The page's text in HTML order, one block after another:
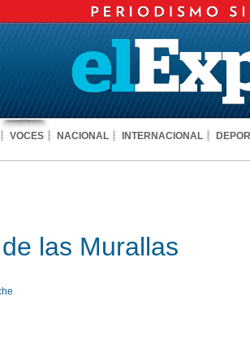
VOCES NACIONAL INTERNACIONAL
las Murallas